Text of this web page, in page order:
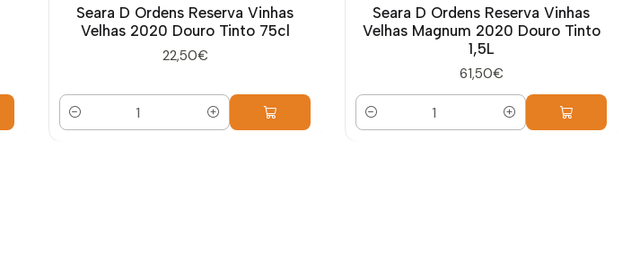
Seara D Ordens Reserva Vinhas
Velhas 2020 Douro Tinto 75cl
22,50€
Quantidade
Seara D Ordens Reserva Vinhas
Velhas Magnum 2020 Douro Tinto
1,5L
61,50€
Quantidade